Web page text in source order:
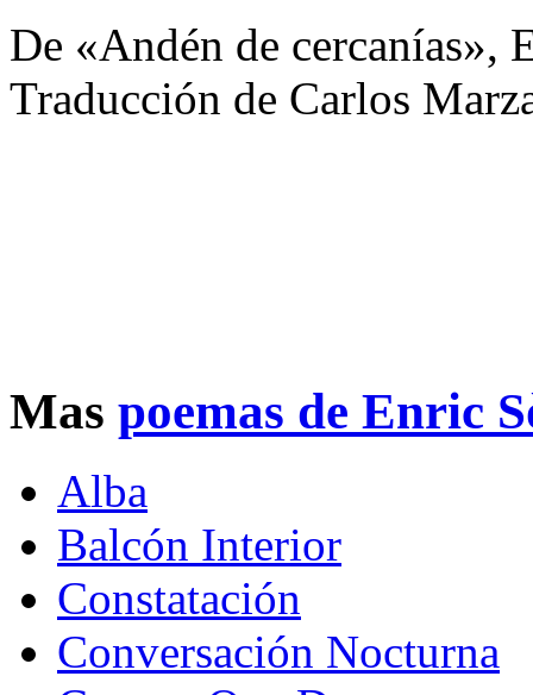
De «Andén de cercanías»,
Traducción de Carlos
Mas poemas de Enric
Alba
Balcón Interior
Constatación
Conversación Nocturna